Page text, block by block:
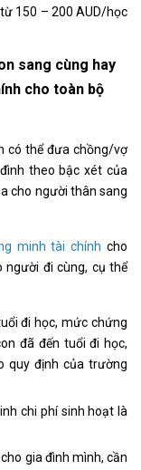
150 – 200 AUD/học
sang cùng hay
cho toàn bộ
có thể đưa chồng/vợ
theo bậc xét của
cho người thân sang
minh tài chính cho
người đi cùng, cụ thể
đi học, mức chứng
đã đến tuổi đi học,
quy định của trường
chi phí sinh hoạt là
gia đình mình, cần